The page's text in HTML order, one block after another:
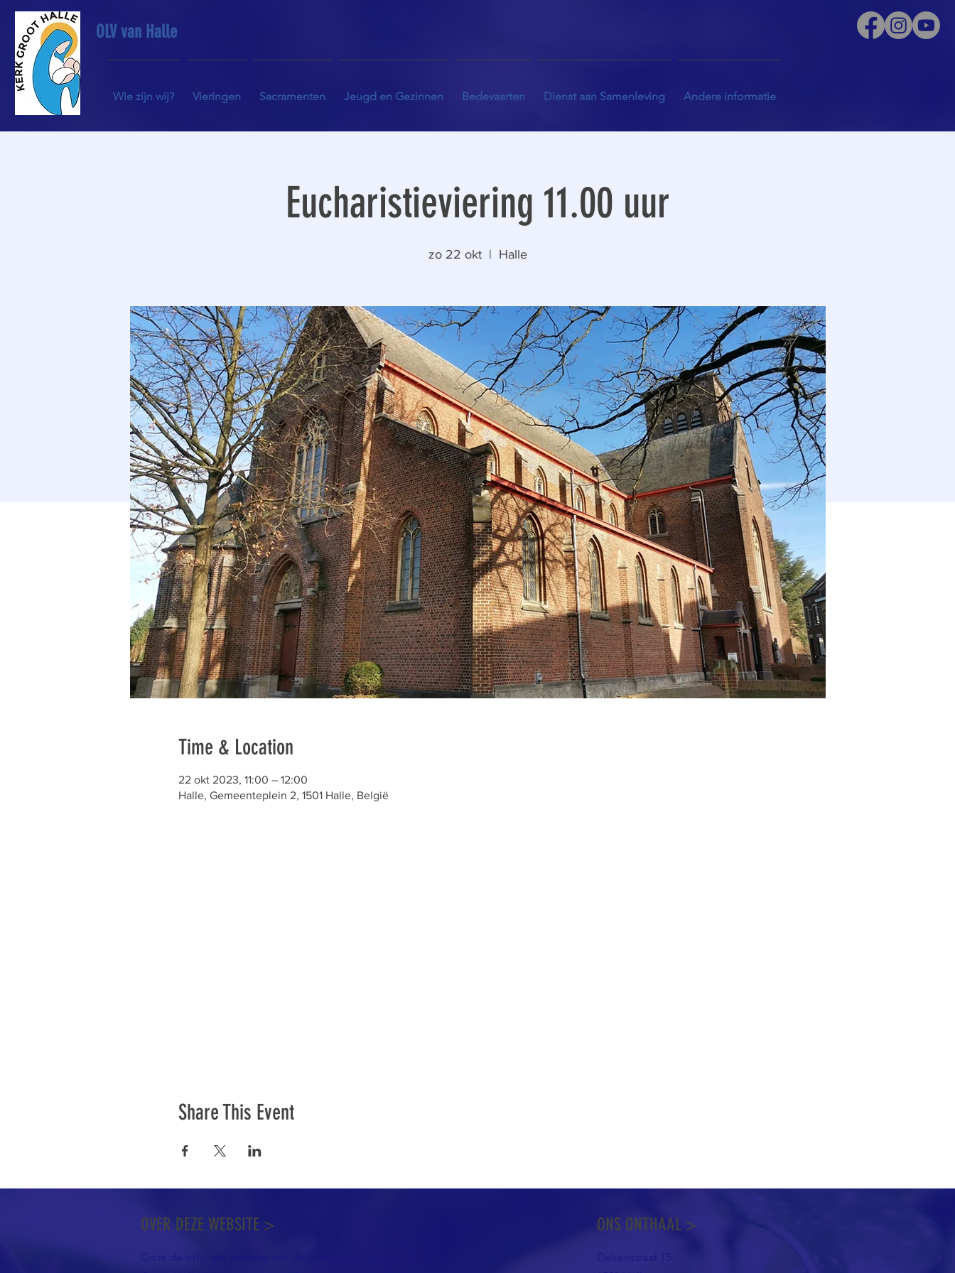
OLV van Halle
Wie zijn wij? Vieringen Sacramenten Jeugd en Gezinnen Bedevaarten Dienst aan Samenleving Andere informatie
Eucharistieviering 11.00 uur
zo 22 okt
  |
Halle
Time & Location
22 okt 2023, 11:00 – 12:00
Halle, Gemeenteplein 2, 1501 Halle, België
Share This Event
OVER DEZE WEBSITE > ONS ONTHAAL >